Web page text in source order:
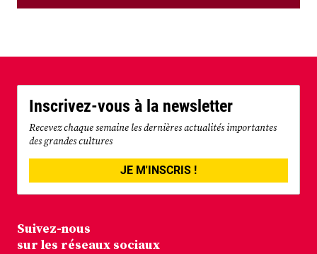
Inscrivez-vous à la newsletter
Recevez chaque semaine les dernières actualités importantes
des grandes cultures
JE M'INSCRIS !
Suivez-nous
sur les réseaux sociaux